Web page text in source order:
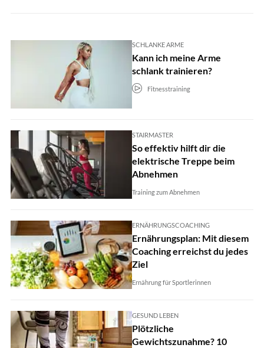
SCHLANKE ARME
Kann ich meine Arme
schlank trainieren?
Fitnesstraining
STAIRMASTER
So effektiv hilft dir die
elektrische Treppe beim
Abnehmen
Training zum Abnehmen
ERNÄHRUNGSCOACHING
Ernährungsplan: Mit diesem
Coaching erreichst du jedes
Ziel
Ernährung für Sportlerinnen
GESUND LEBEN
Plötzliche
Gewichtszunahme? 10